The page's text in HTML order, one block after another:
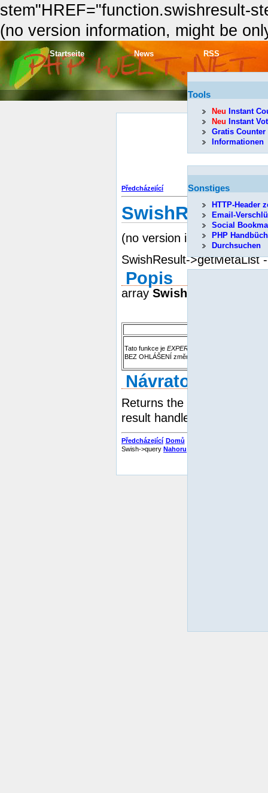
stem"HREF="function.swishresult-
(no version information, might be
Předcházející
SwishResult-
(no version information,
SwishResult->getMetaList
Popis
array SwishResult-
Tato funkce je EXPERIMENTÁLNÍ
BEZ OHLÁŠENÍ změnit. Berte to v úvahu a
Návratové
Returns the same array as
result handle.
Předcházející Domů
Swish->query Nahoru
Tools
Neu Instant
Neu Instant
Gratis Counter
Informationen
Sonstiges
HTTP-Header
Email-
Social
PHP
Durchsuchen
Startseite News RSS